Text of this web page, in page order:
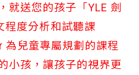
就送您的孩子「YLE 劍
程度分析和試聽課
兒童專屬規劃的課程
小孩，讓孩子的視界更